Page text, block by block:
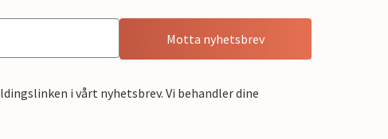
Motta nyhetsbrev
i vårt nyhetsbrev. Vi behandler dine